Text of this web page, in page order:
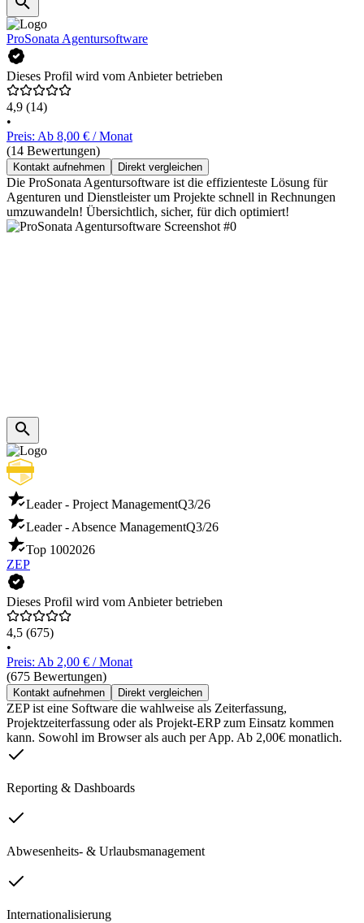
ProSonata Agentursoftware
Dieses Profil wird vom Anbieter betrieben
4,9 (14)
•
Preis: Ab 8,00 € / Monat
(14 Bewertungen)
Kontakt aufnehmen Direkt vergleichen
Die ProSonata Agentursoftware ist die effizienteste Lösung für
Agenturen und Dienstleister um Projekte schnell in Rechnungen
umzuwandeln! Übersichtlich, sicher, für dich optimiert!
Leader - Project ManagementQ3/26
Leader - Absence ManagementQ3/26
Top 1002026
ZEP
Dieses Profil wird vom Anbieter betrieben
4,5 (675)
•
Preis: Ab 2,00 € / Monat
(675 Bewertungen)
Kontakt aufnehmen Direkt vergleichen
ZEP ist eine Software die wahlweise als Zeiterfassung,
Projektzeiterfassung oder als Projekt-ERP zum Einsatz kommen
kann. Sowohl im Browser als auch per App. Ab 2,00€ monatlich.
Reporting & Dashboards
Abwesenheits- & Urlaubsmanagement
Internationalisierung